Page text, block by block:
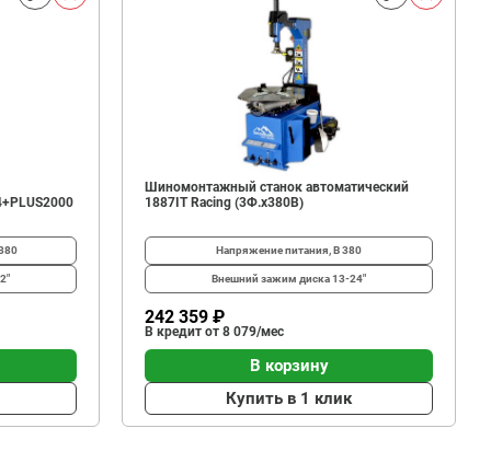
Шиномонтажный станок автоматический
1887IT Racing (3Ф.х380В)
Напряжение питания, В380
Внешний зажим диска13-24"
242 359 ₽
В кредит от 8 079/мес
В корзину
Купить в 1 клик